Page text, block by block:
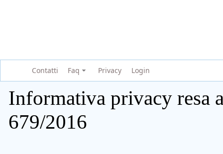
Contatti Faq Privacy Login
Informativa privacy resa
679/2016